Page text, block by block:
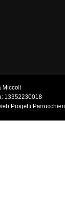
Miccoli
13352230018
Progetti Parrucchieri